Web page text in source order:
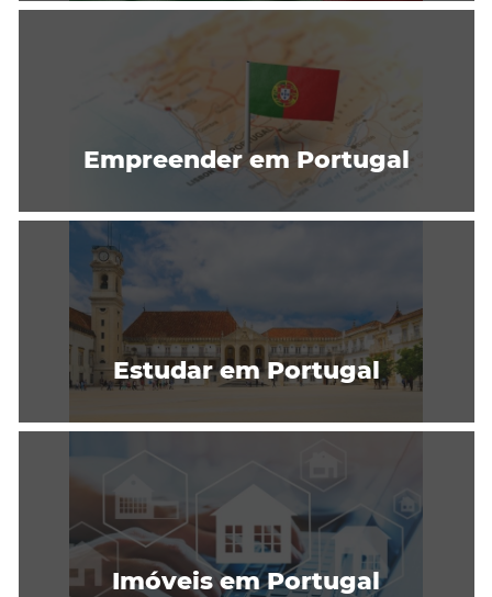
Empreender em Portugal
Estudar em Portugal
Imóveis em Portugal